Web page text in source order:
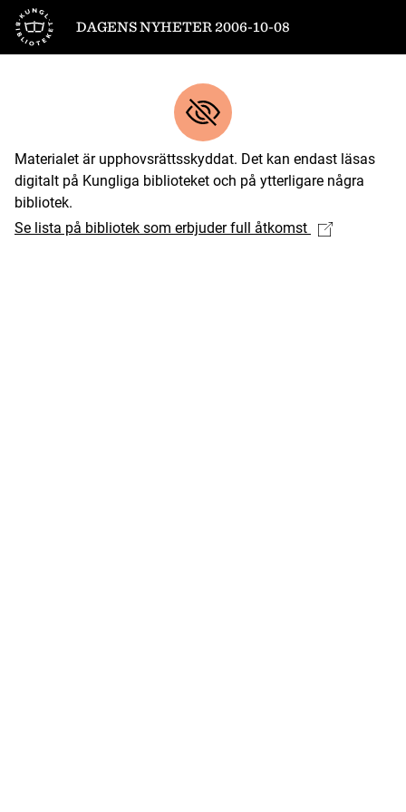
Till startsidan
DAGENS NYHETER 2006-10-08
Materialet är upphovsrättsskyddat. Det kan endast läsas
digitalt på Kungliga biblioteket och på ytterligare några
bibliotek.
Se lista på bibliotek som erbjuder full åtkomst